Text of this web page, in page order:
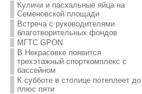
Куличи и пасхальные яйца на
Семеновской площади
Встреча с руководителями
благотворительных фондов
МГТС GPON
В Некрасовке появится
трехэтажный спорткомплекс с
бассейном
К субботе в столице потеплеет до
плюс пяти